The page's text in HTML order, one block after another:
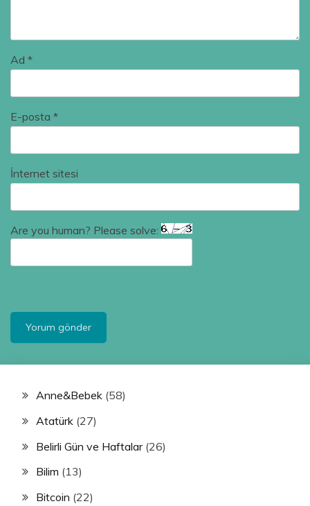
Ad *
E-posta *
İnternet sitesi
Are you human? Please solve:
Anne&Bebek (58)
Atatürk (27)
Belirli Gün ve Haftalar(26)
Bilim (13)
Bitcoin (22)